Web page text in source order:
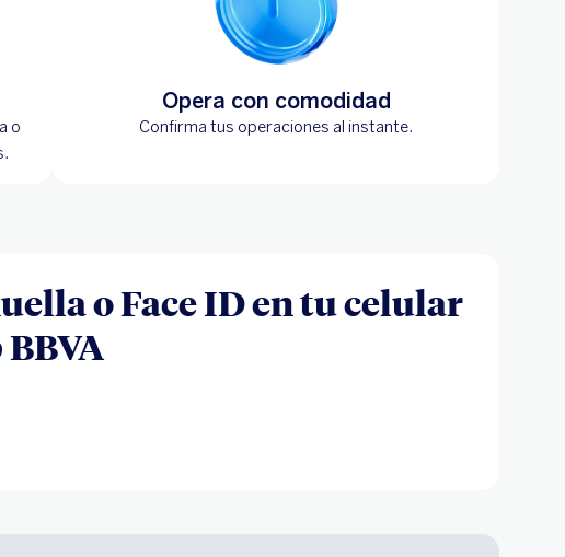
o
Opera con comodidad
Confirma tus operaciones al instante.
o Face ID en tu celular